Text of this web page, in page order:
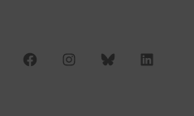
FacebookInstagramBlueskyLinkedIn